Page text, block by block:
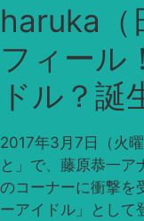
haruka（
フィール
ドル？誕
2017年3月7日（火
と」で、藤原恭一ア
のコーナーに衝撃を
ーアイドル」として